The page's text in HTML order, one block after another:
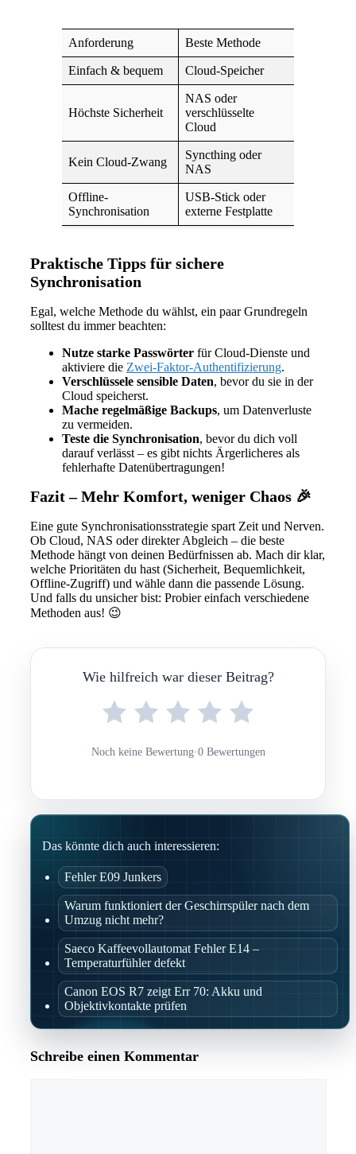
Anforderung Beste Methode
Einfach & bequem Cloud-Speicher
Höchste Sicherheit
NAS oder
verschlüsselte
Cloud
Kein Cloud-Zwang
Syncthing oder
NAS
Offline-
Synchronisation
USB-Stick oder
externe Festplatte
Praktische Tipps für sichere
Synchronisation
Egal, welche Methode du wählst, ein paar Grundregeln
solltest du immer beachten:
Nutze starke Passwörter für Cloud-Dienste und
aktiviere die Zwei-Faktor-Authentifizierung.
Verschlüssele sensible Daten, bevor du sie in der
Cloud speicherst.
Mache regelmäßige Backups, um Datenverluste
zu vermeiden.
Teste die Synchronisation, bevor du dich voll
darauf verlässt – es gibt nichts Ärgerlicheres als
fehlerhafte Datenübertragungen!
Fazit – Mehr Komfort, weniger Chaos 🎉
Eine gute Synchronisationsstrategie spart Zeit und Nerven.
Ob Cloud, NAS oder direkter Abgleich – die beste
Methode hängt von deinen Bedürfnissen ab. Mach dir klar,
welche Prioritäten du hast (Sicherheit, Bequemlichkeit,
Offline-Zugriff) und wähle dann die passende Lösung.
Und falls du unsicher bist: Probier einfach verschiedene
Methoden aus! 😉
Wie hilfreich war dieser Beitrag?
Noch keine Bewertung·0 Bewertungen
Das könnte dich auch interessieren:
Fehler E09 Junkers
Warum funktioniert der Geschirrspüler nach dem
Umzug nicht mehr?
Saeco Kaffeevollautomat Fehler E14 –
Temperaturfühler defekt
Canon EOS R7 zeigt Err 70: Akku und
Objektivkontakte prüfen
Schreibe einen Kommentar